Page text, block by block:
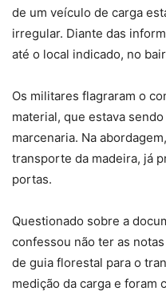
de um veículo de carga
irregular. Diante das
até o local indicado, no
Os militares flagraram o
material, que estava
marcenaria. Na
transporte da madeira, já
portas.
Questionado sobre a
confessou não ter as
de guia florestal para o
medição da carga e foram